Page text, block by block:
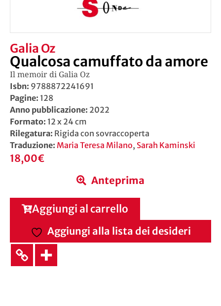
Galia Oz
Qualcosa camuffato da amore
Il memoir di Galia Oz
Isbn: 9788872241691
Pagine: 128
Anno pubblicazione: 2022
Formato: 12 x 24 cm
Rilegatura: Rigida con sovraccoperta
Traduzione: Maria Teresa Milano, Sarah Kaminski
18,00€
Anteprima
Aggiungi al carrello
Aggiungi alla lista dei desideri